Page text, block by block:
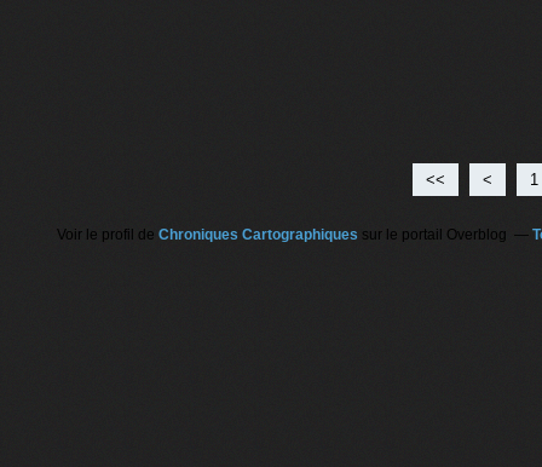
<< < 1
Voir le profil de Chroniques Cartographiques sur le portail Overblog